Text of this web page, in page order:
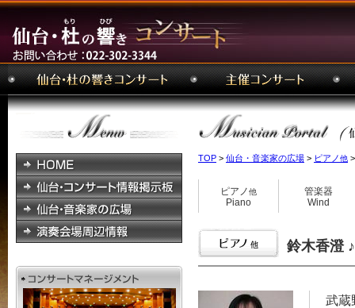
TOP > 仙台・音楽家の広場 > ピアノ他
ピアノ他
Piano
管楽器
Wind
鈴木香澄
武蔵